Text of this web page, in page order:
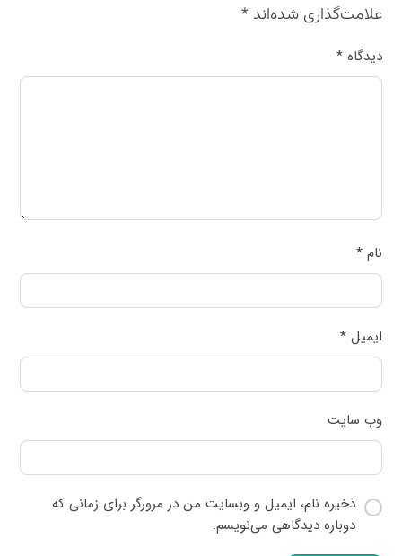
علامت‌گذاری شده‌اند*
دیدگاه*
نام*
ایمیل*
وب‌ سایت
ذخیره نام، ایمیل و وبسایت من در مرورگر برای زمانی که
دوباره دیدگاهی می‌نویسم.